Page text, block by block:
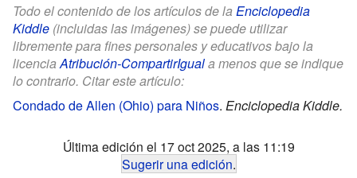
Todo el contenido de los artículos de la Enciclopedia
Kiddle (incluidas las imágenes) se puede utilizar
libremente para fines personales y educativos bajo la
licenciaAtribución-CompartirIguala menos que se indique
lo contrario. Citar este artículo:
Condado de Allen (Ohio) para Niños. Enciclopedia Kiddle.
Última edición el 17 oct 2025, a las 11:19
Sugerir una edición.